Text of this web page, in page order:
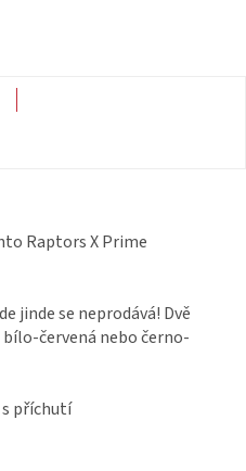
Raptors X Prime
jinde se neprodává! Dvě
červená nebo černo-
s příchutí